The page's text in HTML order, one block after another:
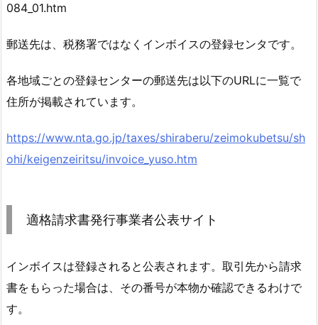
084_01.htm
郵送先は、税務署ではなくインボイスの登録センタです。
各地域ごとの登録センターの郵送先は以下のURLに一覧で
住所が掲載されています。
https://www.nta.go.jp/taxes/shiraberu/zeimokubetsu/sh
ohi/keigenzeiritsu/invoice_yuso.htm
適格請求書発行事業者公表サイト
インボイスは登録されると公表されます。取引先から請求
書をもらった場合は、その番号が本物か確認できるわけで
す。